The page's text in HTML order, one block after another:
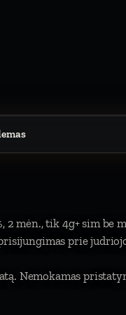
2 mėn., tik 4g+ sim be
prie
Nemokamas